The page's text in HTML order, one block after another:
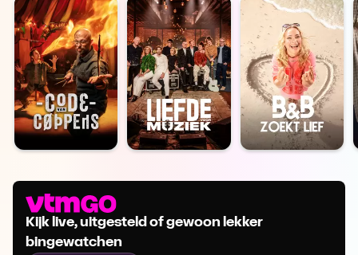
Kijk live, uitgesteld of gewoon lekker
bingewatchen